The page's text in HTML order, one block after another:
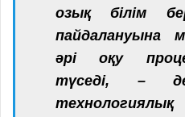
озық білім
пайдалануына
әрі оқу
түседі, –